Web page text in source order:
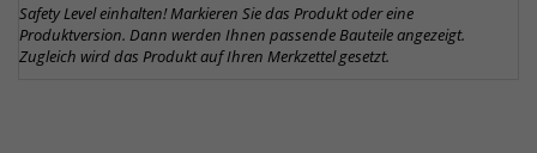
Safety Level einhalten! Markieren Sie das Produkt oder eine
Produktversion. Dann werden Ihnen passende Bauteile angezeigt.
Zugleich wird das Produkt auf Ihren Merkzettel gesetzt.